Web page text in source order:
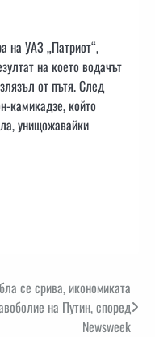
на УАЗ „Патриот“,
на което водачът
от пътя. След
камикадзе, който
унищожавайки
се срива, икономиката
на Путин, според
Newsweek